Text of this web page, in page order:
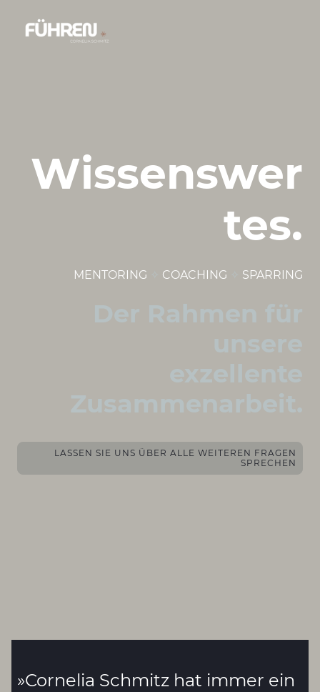
Wissenswer
tes.
MENTORING COACHING SPARRING
LASSEN SIE UNS ÜBER ALLE WEITEREN FRAGEN
SPRECHEN
»Cornelia Schmitz hat immer ein